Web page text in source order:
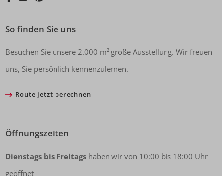
So finden Sie uns
Besuchen Sie unsere 2.000 m² große Ausstellung. Wir freuen
uns, Sie persönlich kennenzulernen.
Route jetzt berechnen
Öffnungszeiten
Dienstags bis Freitags haben wir von 10:00 bis 18:00 Uhr
geöffnet